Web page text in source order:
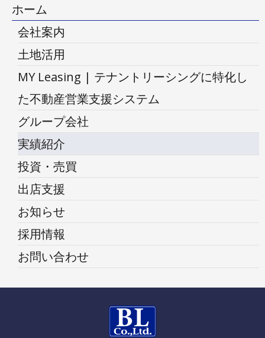
ホーム
会社案内
土地活用
MY Leasing | テナントリーシングに特化し
た不動産営業支援システム
グループ会社
実績紹介
投資・売買
出店支援
お知らせ
採用情報
お問い合わせ